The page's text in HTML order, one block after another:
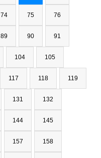
74 75 76
89 90 91
104 105
117 118 119
131 132
144 145
157 158